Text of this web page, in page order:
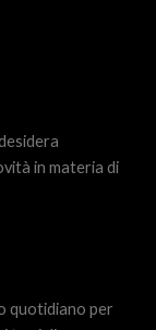
in materia di
quotidiano per